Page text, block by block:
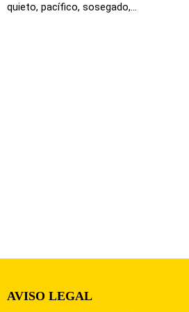
quieto, pacífico, sosegado,...
AVISO LEGAL